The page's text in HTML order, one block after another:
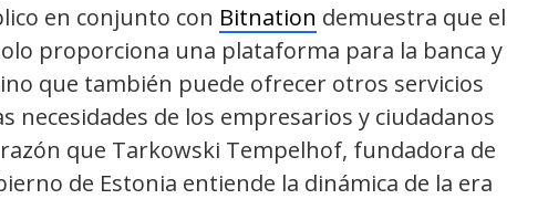
en conjunto con Bitnation demuestra que el
proporciona una plataforma para la banca y
que también puede ofrecer otros servicios
necesidades de los empresarios y ciudadanos
que Tarkowski Tempelhof, fundadora de
de Estonia entiende la dinámica de la era